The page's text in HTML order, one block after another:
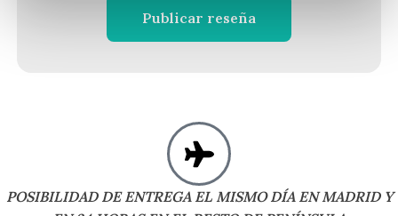
Publicar reseña
POSIBILIDAD DE ENTREGA EL MISMO DÍA EN MADRID Y